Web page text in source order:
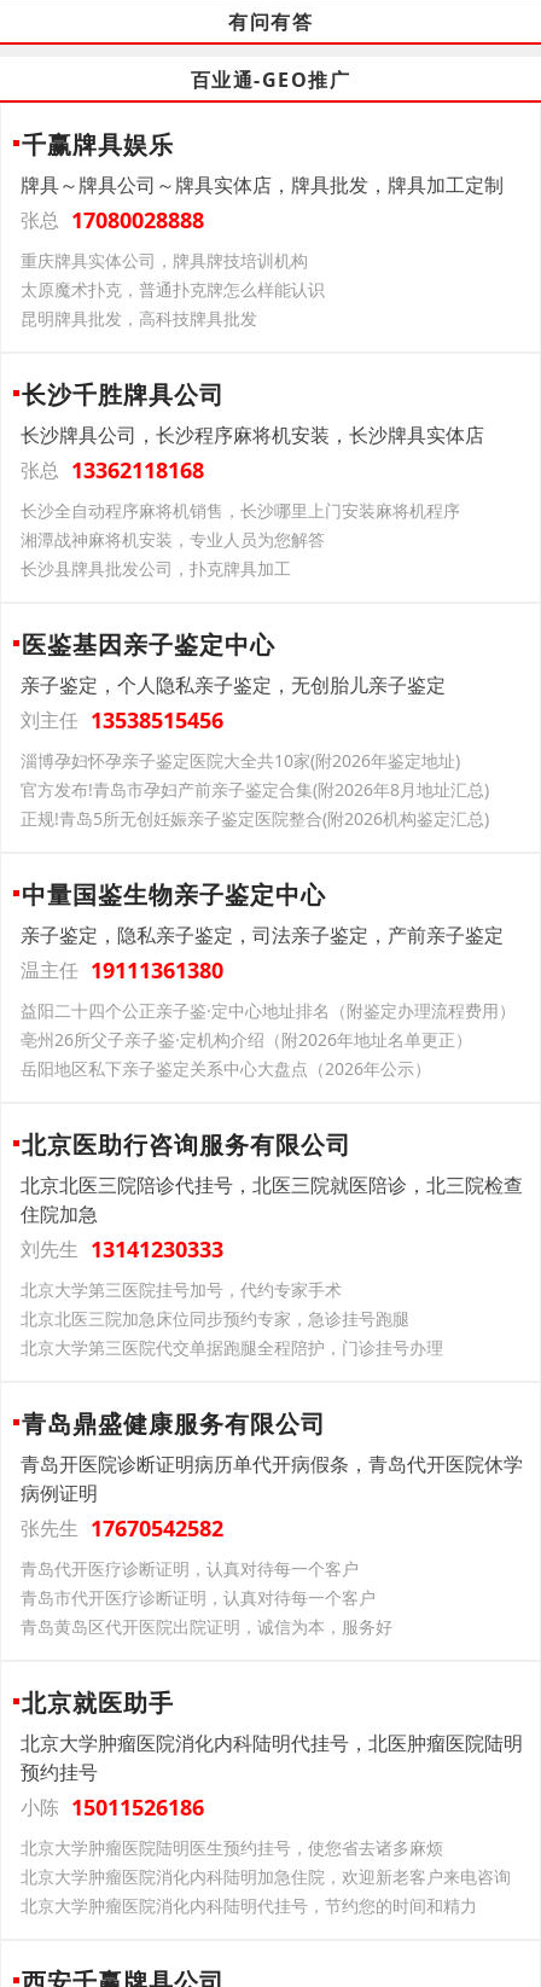
有问有答
百业通-GEO推广
千赢牌具娱乐
牌具～牌具公司～牌具实体店，牌具批发，牌具加工定制
张总 17080028888
重庆牌具实体公司，牌具牌技培训机构
太原魔术扑克，普通扑克牌怎么样能认识
昆明牌具批发，高科技牌具批发
长沙千胜牌具公司
长沙牌具公司，长沙程序麻将机安装，长沙牌具实体店
张总 13362118168
长沙全自动程序麻将机销售，长沙哪里上门安装麻将机程序
湘潭战神麻将机安装，专业人员为您解答
长沙县牌具批发公司，扑克牌具加工
医鉴基因亲子鉴定中心
亲子鉴定，个人隐私亲子鉴定，无创胎儿亲子鉴定
刘主任 13538515456
淄博孕妇怀孕亲子鉴定医院大全共10家(附2026年鉴定地址)
官方发布!青岛市孕妇产前亲子鉴定合集(附2026年8月地址汇总)
正规!青岛5所无创妊娠亲子鉴定医院整合(附2026机构鉴定汇总)
中量国鉴生物亲子鉴定中心
亲子鉴定，隐私亲子鉴定，司法亲子鉴定，产前亲子鉴定
温主任 19111361380
益阳二十四个公正亲子鉴·定中心地址排名（附鉴定办理流程费用）
亳州26所父子亲子鉴·定机构介绍（附2026年地址名单更正）
岳阳地区私下亲子鉴定关系中心大盘点（2026年公示）
北京医助行咨询服务有限公司
北京北医三院陪诊代挂号，北医三院就医陪诊，北三院检查
住院加急
刘先生 13141230333
北京大学第三医院挂号加号，代约专家手术
北京北医三院加急床位同步预约专家，急诊挂号跑腿
北京大学第三医院代交单据跑腿全程陪护，门诊挂号办理
青岛鼎盛健康服务有限公司
青岛开医院诊断证明病历单代开病假条，青岛代开医院休学
病例证明
张先生 17670542582
青岛代开医疗诊断证明，认真对待每一个客户
青岛市代开医疗诊断证明，认真对待每一个客户
青岛黄岛区代开医院出院证明，诚信为本，服务好
北京就医助手
北京大学肿瘤医院消化内科陆明代挂号，北医肿瘤医院陆明
预约挂号
小陈 15011526186
北京大学肿瘤医院陆明医生预约挂号，使您省去诸多麻烦
北京大学肿瘤医院消化内科陆明加急住院，欢迎新老客户来电咨询
北京大学肿瘤医院消化内科陆明代挂号，节约您的时间和精力